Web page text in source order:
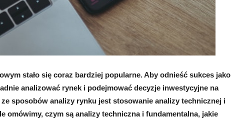
stało się coraz bardziej popularne. Aby odnieść sukces jako
analizować rynek i podejmować decyzje inwestycyjne na
sposobów analizy rynku jest stosowanie analizy technicznej i
omówimy, czym są analizy techniczna i fundamentalna, jakie